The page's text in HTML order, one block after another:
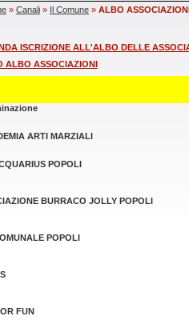
» Canali» Il Comune» ALBO
ISCRIZIONE ALL'ALBO DELLE
ALBO ASSOCIAZIONI
ARTI MARZIALI
POPOLI
BURRACO JOLLY POPOLI
POPOLI
FUN